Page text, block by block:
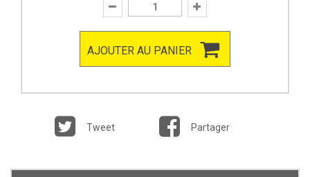
AJOUTER AU PANIER
Tweet Partager